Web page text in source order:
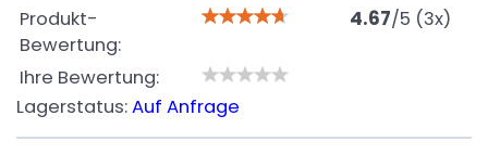
Produkt-
Bewertung:
4.67/5 (3x)
Ihre Bewertung:
Lagerstatus:Auf Anfrage